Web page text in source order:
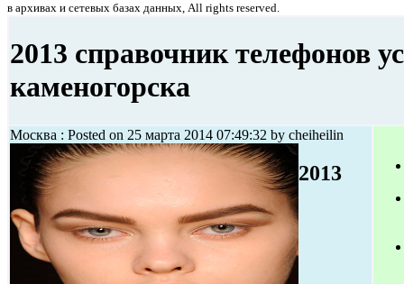
в архивах и сетевых базах данных, All rights reserved.
2013 справочник телефонов
каменогорска
Москва : Posted on 25 марта 2014 07:49:32 by cheiheilin
2013